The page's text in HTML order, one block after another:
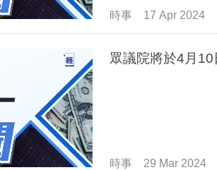
時事 17 Apr 2024
眾議院將於4月
時事 29 Mar 2024